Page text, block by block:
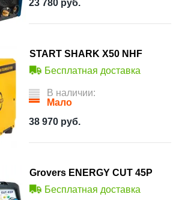
23 780 руб.
START SHARK X50 NHF
Бесплатная доставка
В наличии:
Мало
38 970 руб.
Grovers ENERGY CUT 45P
Бесплатная доставка